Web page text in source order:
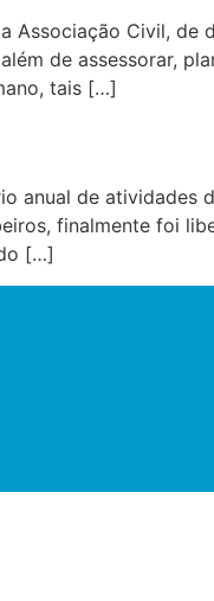
Associação Civil,
de assessorar,
tais […]
anual de atividades
finalmente foi
[…]